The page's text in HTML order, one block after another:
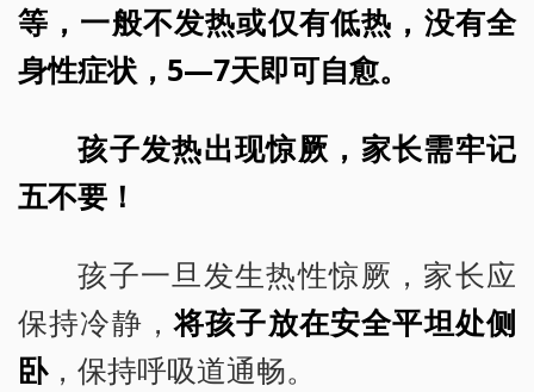
等，一般不发热或仅有低热，没有全
身性症状，5—7天即可自愈。
孩子发热出现惊厥，家长需牢记
五不要！
孩子一旦发生热性惊厥，家长应
保持冷静，将孩子放在安全平坦处侧
卧，保持呼吸道通畅。